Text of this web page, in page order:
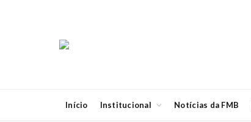
Início Institucional Notícias da FMB